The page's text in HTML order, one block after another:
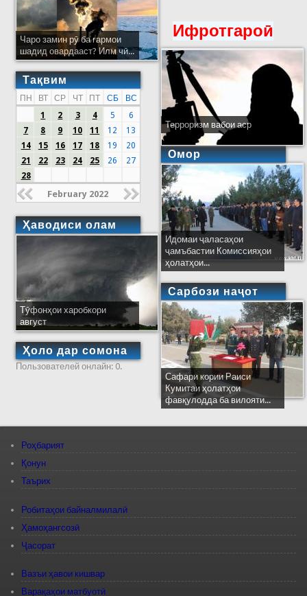
Чаро замин рӯ ба гармои
шадид овардааст? Илм чӣ...
Тақвим
ПН ВТ СР ЧТ ПТ СБ
ВС
1
2 3 4 5
6
7
8 9 10 11 12
13
14
15 16 17 18 19
20
21
22 23 24 25 26
27
28
February 2022
Ҳаводиси олам
Тӯфонҳои харобкори
август
Ҳоло дар сомона
Пользователей онлайн: 0.
Ифротгароӣ
Терроризм вабои аср
Омор
Идомаи ҷаласаҳои
ҷамъбастии Комиссияҳои
ҳолатҳои...
Сарбози наҷот
Сафари кории Раиси
Кумитаи ҳолатҳои
фавқулодда ба вилояти...
Роҳбарият
Қонун
Таърих
Робитаҳои байналмилалӣ
Ҳамоҳангсозӣ
Ҷасорат
Вазъи ҳавои кишвар
Варақаҳои матбуотӣ